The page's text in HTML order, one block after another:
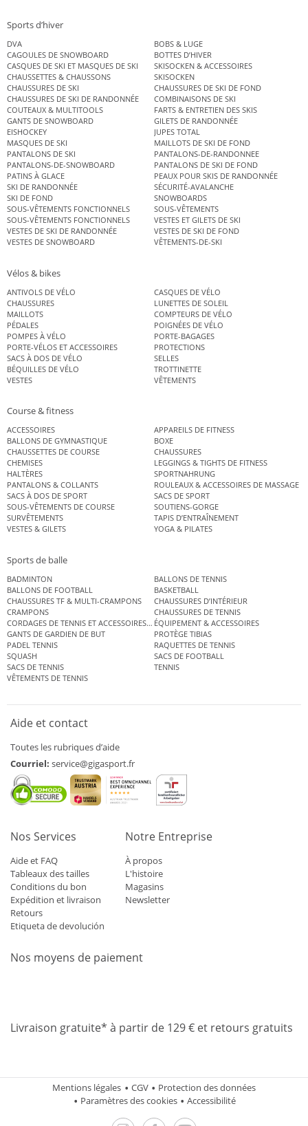
Sports d’hiver
DVA
BOBS & LUGE
CAGOULES DE SNOWBOARD
BOTTES D’HIVER
CASQUES DE SKI ET MASQUES DE SKI
SKISOCKEN & ACCESSOIRES
CHAUSSETTES & CHAUSSONS
SKISOCKEN
CHAUSSURES DE SKI
CHAUSSURES DE SKI DE FOND
CHAUSSURES DE SKI DE RANDONNÉE
COMBINAISONS DE SKI
COUTEAUX & MULTITOOLS
FARTS & ENTRETIEN DES SKIS
GANTS DE SNOWBOARD
GILETS DE RANDONNÉE
EISHOCKEY
JUPES TOTAL
MASQUES DE SKI
MAILLOTS DE SKI DE FOND
PANTALONS DE SKI
PANTALONS-DE-RANDONNEE
PANTALONS-DE-SNOWBOARD
PANTALONS DE SKI DE FOND
PATINS À GLACE
PEAUX POUR SKIS DE RANDONNÉE
SKI DE RANDONNÉE
SÉCURITÉ-AVALANCHE
SKI DE FOND
SNOWBOARDS
SOUS-VÊTEMENTS FONCTIONNELS
SOUS-VÊTEMENTS
SOUS-VÊTEMENTS FONCTIONNELS
VESTES ET GILETS DE SKI
VESTES DE SKI DE RANDONNÉE
VESTES DE SKI DE FOND
VESTES DE SNOWBOARD
VÊTEMENTS-DE-SKI
Vélos & bikes
ANTIVOLS DE VÉLO
CASQUES DE VÉLO
CHAUSSURES
LUNETTES DE SOLEIL
MAILLOTS
COMPTEURS DE VÉLO
PÉDALES
POIGNÉES DE VÉLO
POMPES À VÉLO
PORTE-BAGAGES
PORTE-VÉLOS ET ACCESSOIRES
PROTECTIONS
SACS À DOS DE VÉLO
SELLES
BÉQUILLES DE VÉLO
TROTTINETTE
VESTES
VÊTEMENTS
Course & fitness
ACCESSOIRES
APPAREILS DE FITNESS
BALLONS DE GYMNASTIQUE
BOXE
CHAUSSETTES DE COURSE
CHAUSSURES
CHEMISES
LEGGINGS & TIGHTS DE FITNESS
HALTÈRES
SPORTNAHRUNG
PANTALONS & COLLANTS
ROULEAUX & ACCESSOIRES DE MASSAGE
SACS À DOS DE SPORT
SACS DE SPORT
SOUS-VÊTEMENTS DE COURSE
SOUTIENS-GORGE
SURVÊTEMENTS
TAPIS D’ENTRAÎNEMENT
VESTES & GILETS
YOGA & PILATES
Sports de balle
BADMINTON
BALLONS DE TENNIS
BALLONS DE FOOTBALL
BASKETBALL
CHAUSSURES TF & MULTI-CRAMPONS
CHAUSSURES D’INTÉRIEUR
CRAMPONS
CHAUSSURES DE TENNIS
CORDAGES DE TENNIS ET ACCESSOIRES DE TENNISÉQUIPEMENT & ACCESSOIRES
GANTS DE GARDIEN DE BUT
PROTÈGE TIBIAS
PADEL TENNIS
RAQUETTES DE TENNIS
SQUASH
SACS DE FOOTBALL
SACS DE TENNIS
TENNIS
VÊTEMENTS DE TENNIS
Aide et contact
Toutes les rubriques d’aide
Courriel: service@gigasport.fr
Nos Services
Aide et FAQ
Tableaux des tailles
Conditions du bon
Expédition et livraison
Retours
Etiqueta de devolución
Notre Entreprise
À propos
L'histoire
Magasins
Newsletter
Nos moyens de paiement
Livraison gratuite* à partir de 129 € et retours gratuits
Mentions légales CGV
Protection des données
Paramètres des cookies
Accessibilité